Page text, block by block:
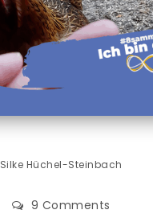
Silke Hüchel-Steinbach
9 Comments